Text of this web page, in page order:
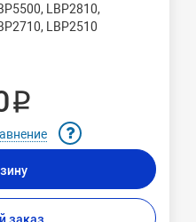
LBP2810,
LBP2510
₽